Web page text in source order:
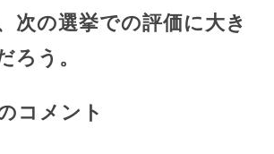
次の選挙での評価に大き
ろう。
コメント